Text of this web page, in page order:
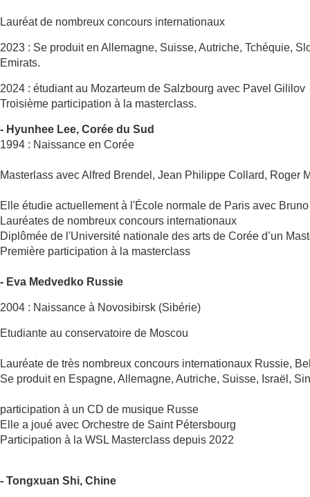
Lauréat de nombreux concours internationaux
2023 : Se produit en Allemagne, Suisse, Autriche, Tchéquie,
Emirats.
2024 : étudiant au Mozarteum de Salzbourg avec Pavel Gililov
Troisième participation à la masterclass.
- Hyunhee Lee, Corée du Sud
1994 : Naissance en Corée
Masterlass avec Alfred Brendel, Jean Philippe Collard, Roger
Elle étudie actuellement à l'École normale de Paris avec
Lauréates de nombreux concours internationaux
Diplômée de l'Université nationale des arts de Corée d’un
Première participation à la masterclass
- Eva Medvedko Russie
2004 : Naissance à Novosibirsk (Sibérie)
Etudiante au conservatoire de Moscou
Lauréate de très nombreux concours internationaux Russie,
Se produit en Espagne, Allemagne, Autriche, Suisse, Israël,
participation à un CD de musique Russe
Elle a joué avec Orchestre de Saint Pétersbourg
Participation à la WSL Masterclass depuis 2022
- Tongxuan Shi, Chine